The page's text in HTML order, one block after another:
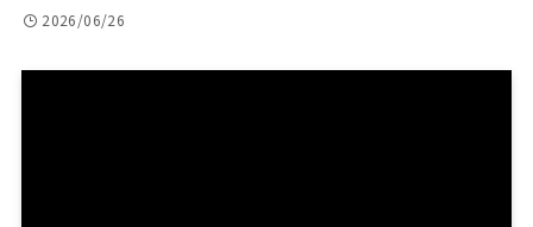
2026/06/26